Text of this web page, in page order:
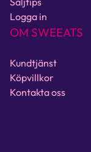
Logga in
OM SWEEATS
Kundtjänst
Köpvillkor
Kontakta oss